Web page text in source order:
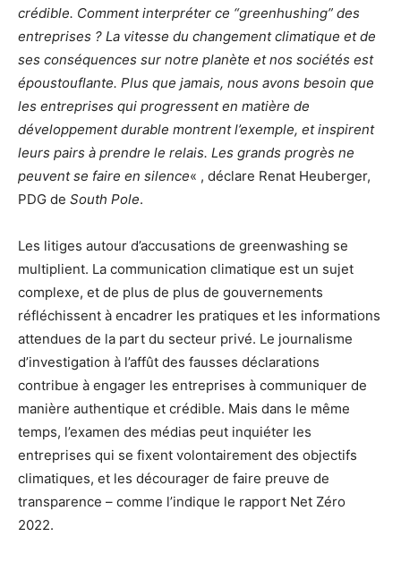
crédible. Comment interpréter ce “greenhushing” des
entreprises ? La vitesse du changement climatique et de
ses conséquences sur notre planète et nos sociétés est
époustouflante. Plus que jamais, nous avons besoin que
les entreprises qui progressent en matière de
développement durable montrent l’exemple, et inspirent
leurs pairs à prendre le relais. Les grands progrès ne
peuvent se faire en silence« , déclare Renat Heuberger,
PDG de South Pole.
Les litiges autour d’accusations de greenwashing se
multiplient. La communication climatique est un sujet
complexe, et de plus de plus de gouvernements
réfléchissent à encadrer les pratiques et les informations
attendues de la part du secteur privé. Le journalisme
d’investigation à l’affût des fausses déclarations
contribue à engager les entreprises à communiquer de
manière authentique et crédible. Mais dans le même
temps, l’examen des médias peut inquiéter les
entreprises qui se fixent volontairement des objectifs
climatiques, et les décourager de faire preuve de
transparence – comme l’indique le rapport Net Zéro
2022.